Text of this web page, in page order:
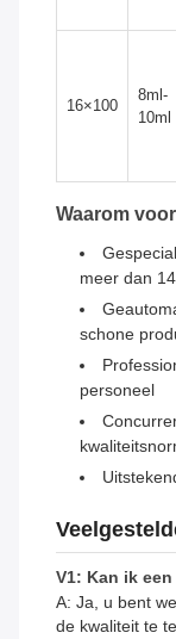
16×100
8ml-
10ml
Waarom
meer dan
schone
personeel
V1: Kan ik
A: Ja, u bent
de kwaliteit te